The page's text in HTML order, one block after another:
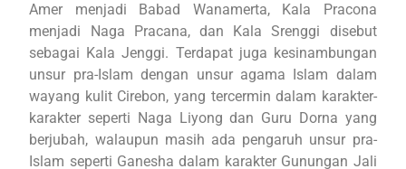
Amer menjadi Babad Wanamerta, Kala Pracona
menjadi Naga Pracana, dan Kala Srenggi disebut
sebagai Kala Jenggi. Terdapat juga kesinambungan
unsur pra-Islam dengan unsur agama Islam dalam
wayang kulit Cirebon, yang tercermin dalam karakter-
karakter seperti Naga Liyong dan Guru Dorna yang
berjubah, walaupun masih ada pengaruh unsur pra-
Islam seperti Ganesha dalam karakter Gunungan Jali